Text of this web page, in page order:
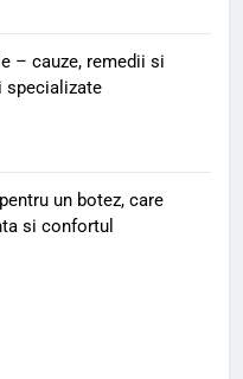
– cauze, remedii si
specializate
un botez, care
si confortul